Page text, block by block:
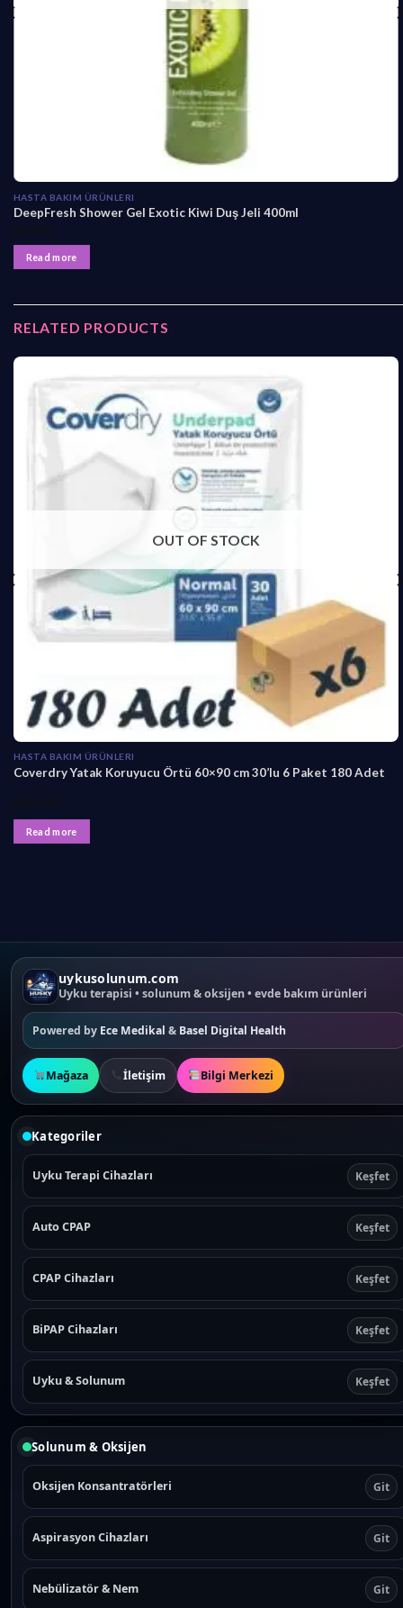
HASTA BAKIM ÜRÜNLERI
DeepFresh Shower Gel Exotic Kiwi Duş Jeli 400ml
Read more
RELATED PRODUCTS
OUT OF STOCK
HASTA BAKIM ÜRÜNLERI
Coverdry Yatak Koruyucu Örtü 60×90 cm 30’lu 6 Paket 180 Adet
Read more
uykusolunum.com
Uyku terapisi • solunum & oksijen • evde bakım ürünleri
Powered by Ece Medikal & Basel Digital Health
Mağaza İletişim Bilgi Merkezi
Kategoriler
Uyku Terapi Cihazları Keşfet
Auto CPAP Keşfet
CPAP Cihazları Keşfet
BiPAP Cihazları Keşfet
Uyku & Solunum Keşfet
Solunum & Oksijen
Oksijen Konsantratörleri Git
Aspirasyon Cihazları Git
Nebülizatör & Nem Git